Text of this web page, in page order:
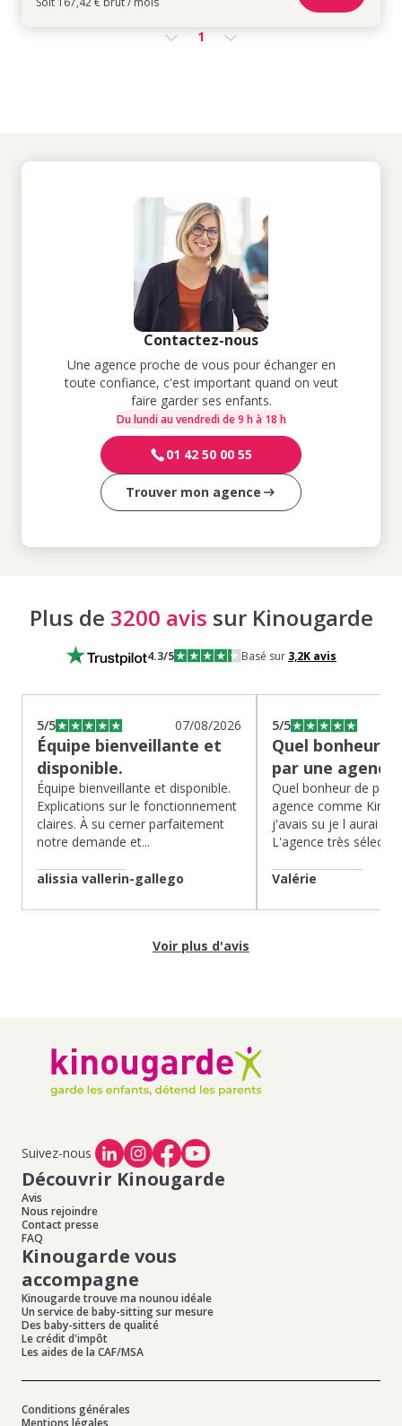
1
Contactez-nous
Une agence proche de vous pour échanger en
toute confiance, c'est important quand on veut
faire garder ses enfants.
Du lundi au vendredi de 9 h à 18 h
01 42 50 00 55
Trouver mon agence
Plus de 3200 avis sur Kinougarde
4.3/5 Basé sur 3,2Kavis
5/5 07/08/2026
Équipe bienveillante et
disponible.
Équipe bienveillante et disponible.
Explications sur le fonctionnement
claires. À su cerner parfaitement
notre demande et...
alissia vallerin-gallego
5/5
Quel bonheur
par une
Quel bonheur de
agence comme
j'avais su je l aurai
L'agence très
Valérie
Voir plus d'avis
Suivez-nous
Découvrir Kinougarde
Avis
Nous rejoindre
Contact presse
FAQ
Kinougarde vous
accompagne
Kinougarde trouve ma nounou idéale
Un service de baby-sitting sur mesure
Des baby-sitters de qualité
Le crédit d'impôt
Les aides de la CAF/MSA
Conditions générales
Mentions légales